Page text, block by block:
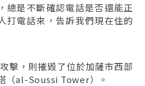
總是不斷確認電話是否還能正
打電話來，告訴我們現在住的
擊，則摧毀了位於加薩市西部
（al-Soussi Tower）。